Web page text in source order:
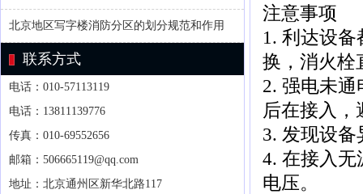
北京地区写字楼消防分区的划分规范和作用
联系方式
电话：010-57113119
电话：13811139776
传真：010-69552656
邮箱：506665119@qq.com
地址：北京通州区新华北路117
注意事项
1. 利达设
换，消火栓
2. 强电未
后在接入
3. 发现设
4. 在接入
电压。